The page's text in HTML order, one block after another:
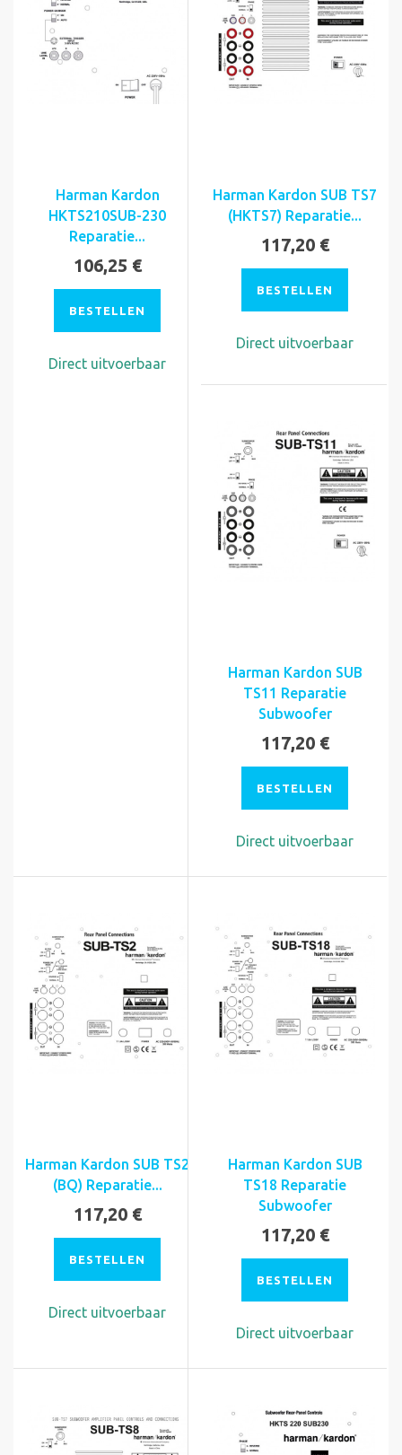
Harman Kardon
HKTS210SUB-230
Reparatie...
106,25 €
BESTELLEN
Direct uitvoerbaar
Harman Kardon SUB TS7
(HKTS7) Reparatie...
117,20 €
BESTELLEN
Direct uitvoerbaar
Harman Kardon SUB
TS11 Reparatie
Subwoofer
117,20 €
BESTELLEN
Direct uitvoerbaar
Harman Kardon SUB TS2
(BQ) Reparatie...
117,20 €
BESTELLEN
Direct uitvoerbaar
Harman Kardon SUB
TS18 Reparatie
Subwoofer
117,20 €
BESTELLEN
Direct uitvoerbaar